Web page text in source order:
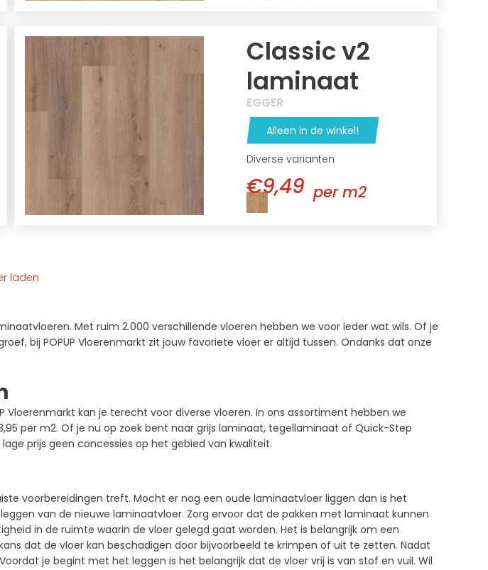
Classic v2
laminaat
EGGER
Alleen in de winkel!
Diverse varianten
€9,49 per m2
laden
Met ruim 2.000 verschillende vloeren hebben we voor ieder wat wils. Of je
bij POPUP Vloerenmarkt zit jouw favoriete vloer er altijd tussen. Ondanks dat onze
Vloerenmarkt kan je terecht voor diverse vloeren. In ons assortiment hebben we
per m2. Of je nu op zoek bent naar grijs laminaat, tegellaminaat of Quick-Step
prijs geen concessies op het gebied van kwaliteit.
voorbereidingen treft. Mocht er nog een oude laminaatvloer liggen dan is het
van de nieuwe laminaatvloer. Zorg ervoor dat de pakken met laminaat kunnen
in de ruimte waarin de vloer gelegd gaat worden. Het is belangrijk om een
dat de vloer kan beschadigen door bijvoorbeeld te krimpen of uit te zetten. Nadat
je begint met het leggen is het belangrijk dat de vloer vrij is van stof en vuil. Wil